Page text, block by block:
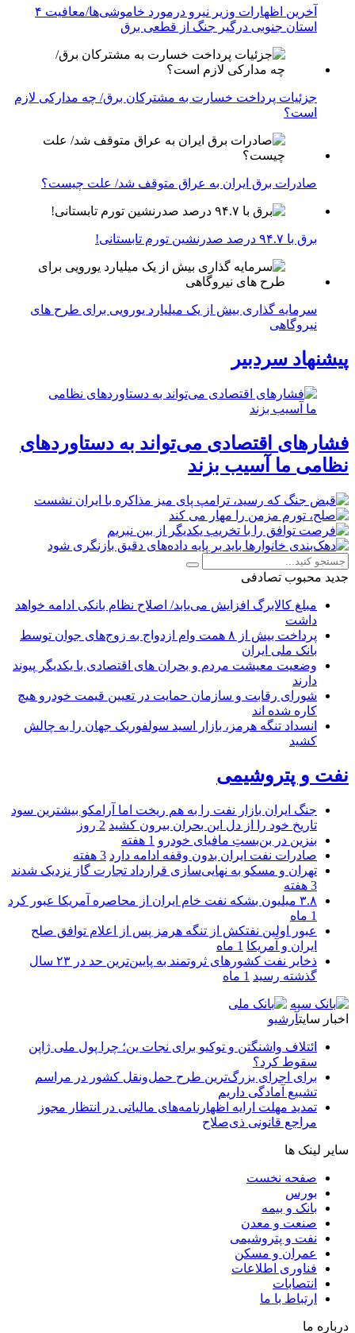
آخرین اظهارات وزیر نیرو درمورد خاموشی‌ها/معافیت ۴
استان جنوبی درگیر جنگ از قطعی برق
جزئیات پرداخت خسارت به مشترکان برق/ چه مدارکی لازم
است؟
صادرات برق ایران به عراق متوقف شد/ علت چیست؟
برق با ۹۴.۷ درصد صدرنشین تورم تابستانی!
سرمایه گذاری بیش از یک میلیارد یورویی برای طرح های
نیروگاهی
پیشنهاد سردبیر
فشارهای اقتصادی می‌تواند به دستاوردهای
نظامی ما آسیب بزند
جدید محبوب تصادفی
مبلغ کالابرگ افزایش می‌یابد/ اصلاح نظام بانکی ادامه خواهد
داشت
پرداخت بیش از ۸ همت وام ازدواج به زوج‌های جوان توسط
بانک ملی ایران
وضعیت معیشت مردم و بحران های اقتصادی با یکدیگر پیوند
دارند
شورای رقابت و سازمان حمایت در تعیین قیمت خودرو هیچ
کاره شده اند
انسداد تنگه هرمز، بازار اسید سولفوریک جهان را به چالش
کشید
نفت و پتروشیمی
جنگ ایران بازار نفت را به هم ریخت اما آرامکو بیشترین سود
تاریخ خود را از دل این بحران بیرون کشید 2 روز
بنزین در بن‌بستِ مافیای خودرو 1 هفته
صادرات نفت ایران بدون وقفه ادامه دارد 3 هفته
تهران و مسکو به نهایی‌سازی قرارداد تجارت گاز نزدیک شدند
3 هفته
۳.۸ میلیون بشکه نفت خام ایران از محاصره آمریکا عبور کرد
1 ماه
عبور اولین نفتکش از تنگه هرمز پس از اعلام توافق صلح
ایران و آمریکا 1 ماه
ذخایر نفت کشورهای ثروتمند به پایین‌ترین حد در ۲۳ سال
گذشته رسید 1 ماه
اخبار سایتآرشیو
ائتلاف واشنگتن و توکیو برای نجات ین؛ چرا پول ملی ژاپن
سقوط کرد؟
برای اجرای بزرگ‌ترین طرح حمل‌ونقل کشور در مراسم
تشییع آمادگی داریم
تمدید مهلت ارایه اظهارنامه‌های مالیاتی در انتظار مجوز
مراجع قانونی ذی‌‏صلاح
سایر لینک ها
صفحه نخست
بورس
بانک و بیمه
صنعت و معدن
نفت و پتروشیمی
عمران و مسکن
فناوری اطلاعات
انتصابات
ارتباط با ما
درباره ما